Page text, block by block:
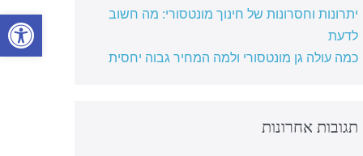
יתרונות וחסרונות של חינוך מונטסורי: מה חשוב
לדעת
כמה עולה גן מונטסורי ולמה המחיר גבוה יחסית
תגובות אחרונות
פתח